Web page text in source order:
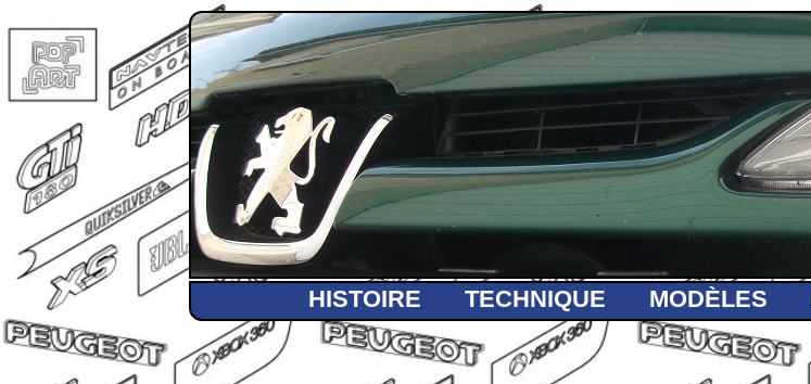
HISTOIRE TECHNIQUE MODÈLES